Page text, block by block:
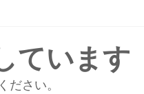
ています
さい。